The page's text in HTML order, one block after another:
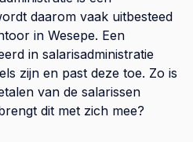
daarom vaak uitbesteed
in Wesepe. Een
in salarisadministratie
zijn en past deze toe. Zo is
van de salarissen
dit met zich mee?